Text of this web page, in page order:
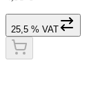
25,5 % VAT